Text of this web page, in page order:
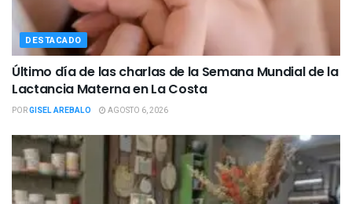
DESTACADO
Último día de las charlas de la Semana Mundial de la
Lactancia Materna en La Costa
PORGISEL AREBALO AGOSTO 6, 2026